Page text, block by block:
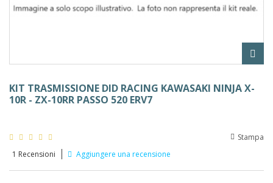
KIT TRASMISSIONE DID RACING KAWASAKI NINJA X-
10R - ZX-10RR PASSO 520 ERV7
1 Recensioni Aggiungere una recensione
Stampa